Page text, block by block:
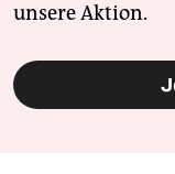
unsere Aktion.